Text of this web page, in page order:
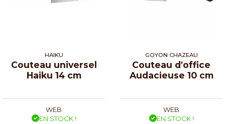
HAIKU
Couteau universel
Haiku 14 cm
WEB
EN STOCK !
GOYON CHAZEAU
Couteau d'office
Audacieuse 10 cm
WEB
EN STOCK !